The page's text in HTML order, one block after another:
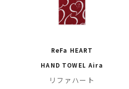
ReFa HEART
HAND TOWEL Aira
リファハート